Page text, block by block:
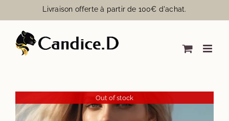
contenu
Livraison offerte à partir de 100€ d'achat.
Out of stock